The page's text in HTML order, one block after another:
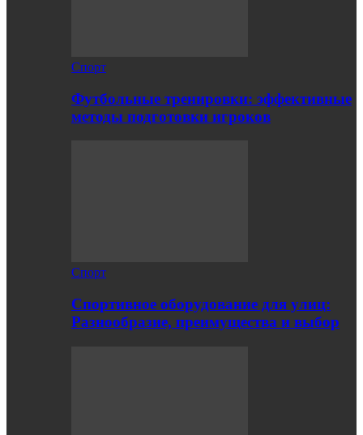
Спорт
Футбольные тренировки: эффективные
методы подготовки игроков
Спорт
Спортивное оборудование для улиц:
Разнообразие, преимущества и выбор